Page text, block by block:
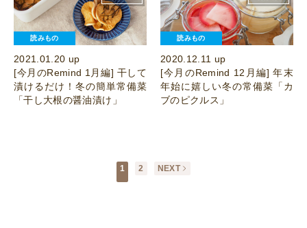
読みもの
2021.01.20 up
[今月のRemind 1月編] 干して
漬けるだけ！冬の簡単常備菜
「干し大根の醤油漬け」
読みもの
2020.12.11 up
[今月のRemind 12月編] 年末
年始に嬉しい冬の常備菜「カ
ブのピクルス」
1 2 NEXT